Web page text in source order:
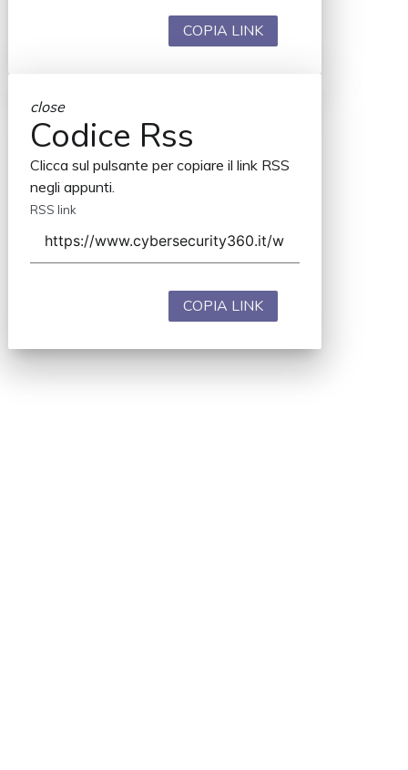
COPIA LINK
close
Codice Rss
Clicca sul pulsante per copiare il link RSS
negli appunti.
RSS link
COPIA LINK